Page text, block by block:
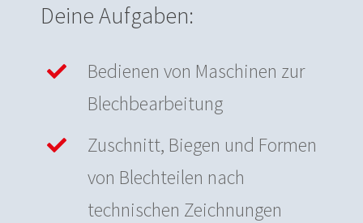
Deine Aufgaben:
Bedienen von Maschinen zur
Blechbearbeitung
Zuschnitt, Biegen und Formen
von Blechteilen nach
technischen Zeichnungen